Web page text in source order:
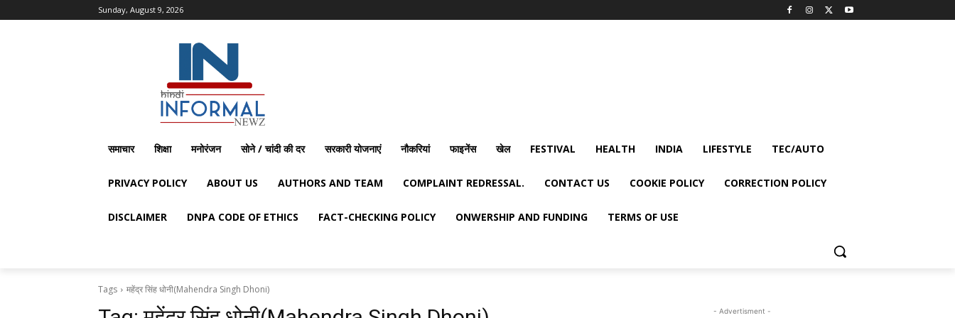
Sunday, August 9, 2026
समाचार शिक्षा मनोरंजन सोने / चांदी की दर सरकारी योजनाएं नौकरियां फाइनेंस खेल FESTIVAL HEALTH INDIA LIFESTYLE TEC/AUTO
PRIVACY POLICY ABOUT US AUTHORS AND TEAM COMPLAINT REDRESSAL. CONTACT US COOKIE POLICY CORRECTION POLICY
DISCLAIMER DNPA CODE OF ETHICS FACT-CHECKING POLICY ONWERSHIP AND FUNDING TERMS OF USE
Tags महेंद्र सिंह धोनी(Mahendra Singh Dhoni)
- Advertisment -